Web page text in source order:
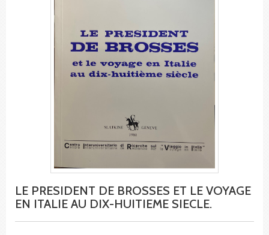
LE PRESIDENT DE BROSSES ET LE VOYAGE
EN ITALIE AU DIX-HUITIEME SIECLE.